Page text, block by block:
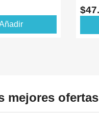
add_shopping_cart
mejores ofertas